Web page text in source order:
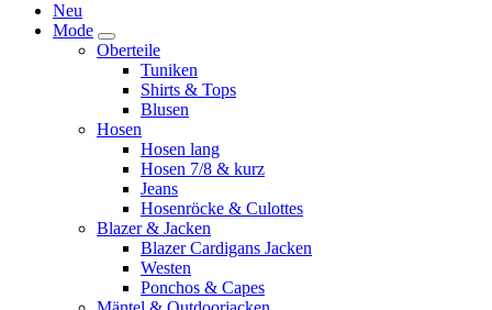
Neu
Mode
Oberteile
Tuniken
Shirts & Tops
Blusen
Hosen
Hosen lang
Hosen 7/8 & kurz
Jeans
Hosenröcke & Culottes
Blazer & Jacken
Blazer Cardigans Jacken
Westen
Ponchos & Capes